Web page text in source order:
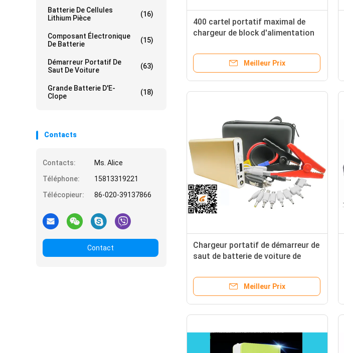
Batterie De Cellules
Lithium Pièce
(16)
Composant Électronique
De Batterie
(15)
Démarreur Portatif De
Saut De Voiture
(63)
Grande Batterie D'E-
Clope
(18)
Contacts
Contacts:
Ms. Alice
Téléphone:
15813319221
Télécopieur:
86-020-39137866
Contact
400 cartel portatif maximal de
chargeur de block d'alimentation
batterie de l'ampère 12V
16800mAh avec le compresseur
Meilleur Prix
Chargeur portatif de démarreur de
saut de batterie de voiture de
véhicule portatif multi de
démarreur
Meilleur Prix